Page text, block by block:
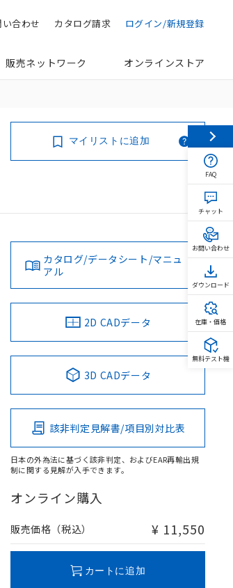
ログイン/新規登録
カタログ請求
合わせ
販売ネットワーク オンラインストア
マイリストに追加
カタログ/データシート/マニュ
アル
2D CADデータ
3D CADデータ
該非判定見解書/項目別対比表
日本の外為法に基づく該非判定、およびEAR再輸出規
制に関する見解が入手できます。
オンライン購入
販売価格（税込） ¥ 11,550
カートに追加
FAQ
チャット
お問い合わせ
ダウンロード
在庫・価格
無料テスト機